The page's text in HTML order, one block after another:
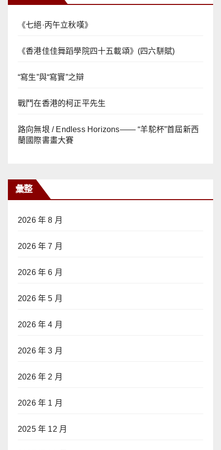
《七絕·丙午立秋嘆》
《香港佳佳舞蹈學院四十五載頌》(四六駢賦)
“寫生”與“寫實”之辯
戰鬥在香港的柯正平先生
路向無垠 / Endless Horizons—— “羊駝杯”首屆新西
蘭國際書畫大賽
彙整
2026 年 8 月
2026 年 7 月
2026 年 6 月
2026 年 5 月
2026 年 4 月
2026 年 3 月
2026 年 2 月
2026 年 1 月
2025 年 12 月